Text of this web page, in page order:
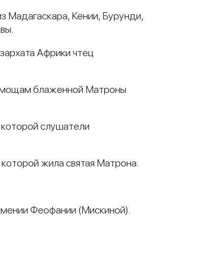
Мадагаскара, Кении, Бурунди,
Африки чтец
мощам блаженной Матроны
слушатели
жила святая Матрона.
Феофании (Мискиной).